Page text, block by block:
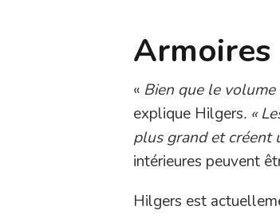
« Bien que le
explique Hilgers. «
plus grand et créent
intérieures peuvent
Hilgers est